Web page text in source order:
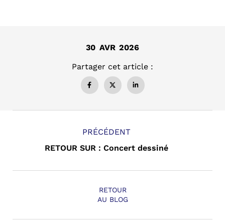
30 AVR 2026
Partager cet article :
PRÉCÉDENT
RETOUR SUR : Concert dessiné
RETOUR
AU BLOG